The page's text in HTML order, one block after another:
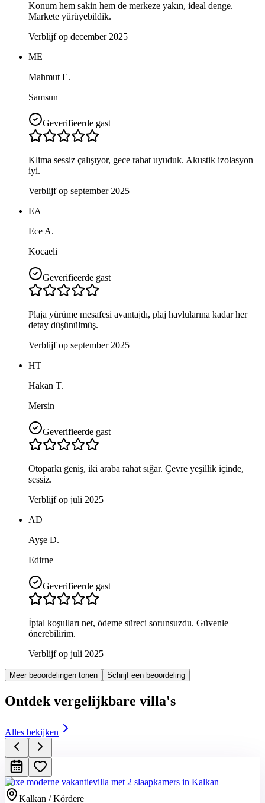
Konum hem sakin hem de merkeze yakın, ideal denge.
Markete yürüyebildik.
Verblijf op december 2025
ME
Mahmut E.
Samsun
Geverifieerde gast
Klima sessiz çalışıyor, gece rahat uyuduk. Akustik izolasyon
iyi.
Verblijf op september 2025
EA
Ece A.
Kocaeli
Geverifieerde gast
Plaja yürüme mesafesi avantajdı, plaj havlularına kadar her
detay düşünülmüş.
Verblijf op september 2025
HT
Hakan T.
Mersin
Geverifieerde gast
Otoparkı geniş, iki araba rahat sığar. Çevre yeşillik içinde,
sessiz.
Verblijf op juli 2025
AD
Ayşe D.
Edirne
Geverifieerde gast
İptal koşulları net, ödeme süreci sorunsuzdu. Güvenle
önerebilirim.
Verblijf op juli 2025
Meer beoordelingen tonen Schrijf een beoordeling
Ontdek vergelijkbare villa's
Alles bekijken
Luxe moderne vakantievilla met 2 slaapkamers in Kalkan
Kalkan / Kördere